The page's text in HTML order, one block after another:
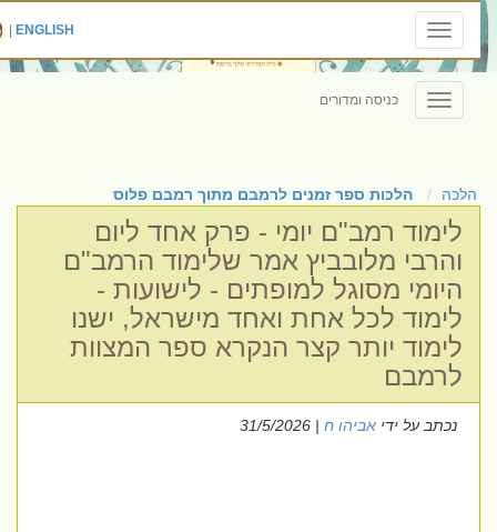
Toggle
navigation
ENGLISH
|
Toggle
navigation
כניסה ומדורים
הלכה הלכות ספר זמנים לרמבם מתוך רמבם פלוס
לימוד רמב"ם יומי - פרק אחד ליום
והרבי מלובביץ אמר שלימוד הרמב"ם
היומי מסוגל למופתים - לישועות -
לימוד לכל אחת ואחד מישראל, ישנו
לימוד יותר קצר הנקרא ספר המצוות
לרמבם
נכתב על ידיאביהו ח| 31/5/2026